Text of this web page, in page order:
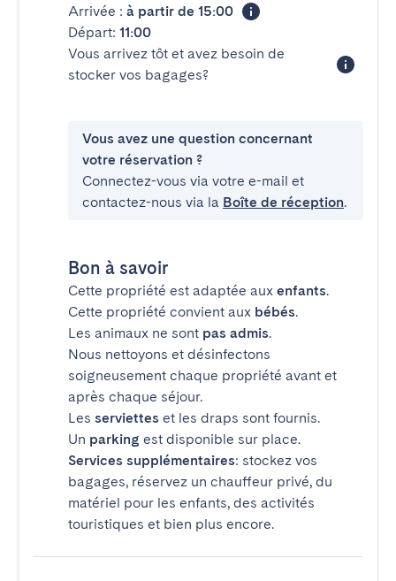
Arrivée : à partir de 15:00
Départ: 11:00
Vous arrivez tôt et avez besoin de
stocker vos bagages?
Vous avez une question concernant
votre réservation ?
Connectez-vous via votre e-mail et
contactez-nous via la Boîte de réception.
Bon à savoir
Cette propriété est adaptée aux enfants.
Cette propriété convient aux bébés.
Les animaux ne sont pas admis.
Nous nettoyons et désinfectons
soigneusement chaque propriété avant et
après chaque séjour.
Les serviettes et les draps sont fournis.
Un parking est disponible sur place.
Services supplémentaires: stockez vos
bagages, réservez un chauffeur privé, du
matériel pour les enfants, des activités
touristiques et bien plus encore.